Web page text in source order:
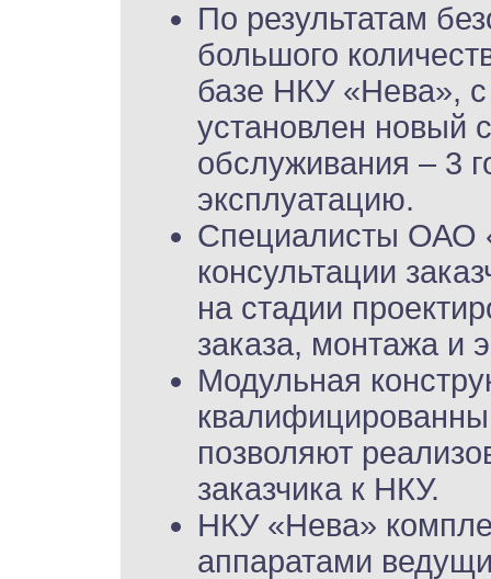
По результатам
большого
базе НКУ «Нева»,
установлен новый
обслуживания – 3
эксплуатацию.
Специалисты ОАО
консультации
на стадии
заказа, монтажа и
Модульная
позволяют
заказчика к НКУ.
НКУ «Нева»
аппаратами